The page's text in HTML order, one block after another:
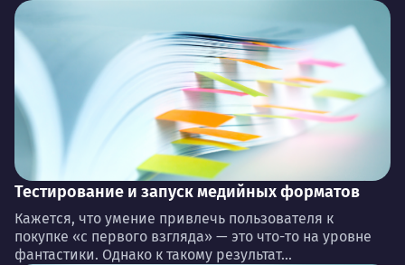
Тестирование и запуск медийных форматов
Кажется, что умение привлечь пользователя к
покупке «с первого взгляда» — это что-то на уровне
фантастики. Однако к такому результат...